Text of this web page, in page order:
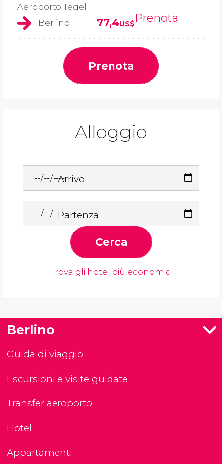
Aeroporto Tegel
Berlino
77,4US$Prenota
Prenota
Alloggio
Arrivo
Partenza
Cerca
Trova gli hotel più economici
Berlino
Guida di viaggio
Escursioni e visite guidate
Transfer aeroporto
Hotel
Appartamenti